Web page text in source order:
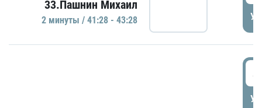
33.Пашнин Михаил
2 минуты / 41:28 - 43:28